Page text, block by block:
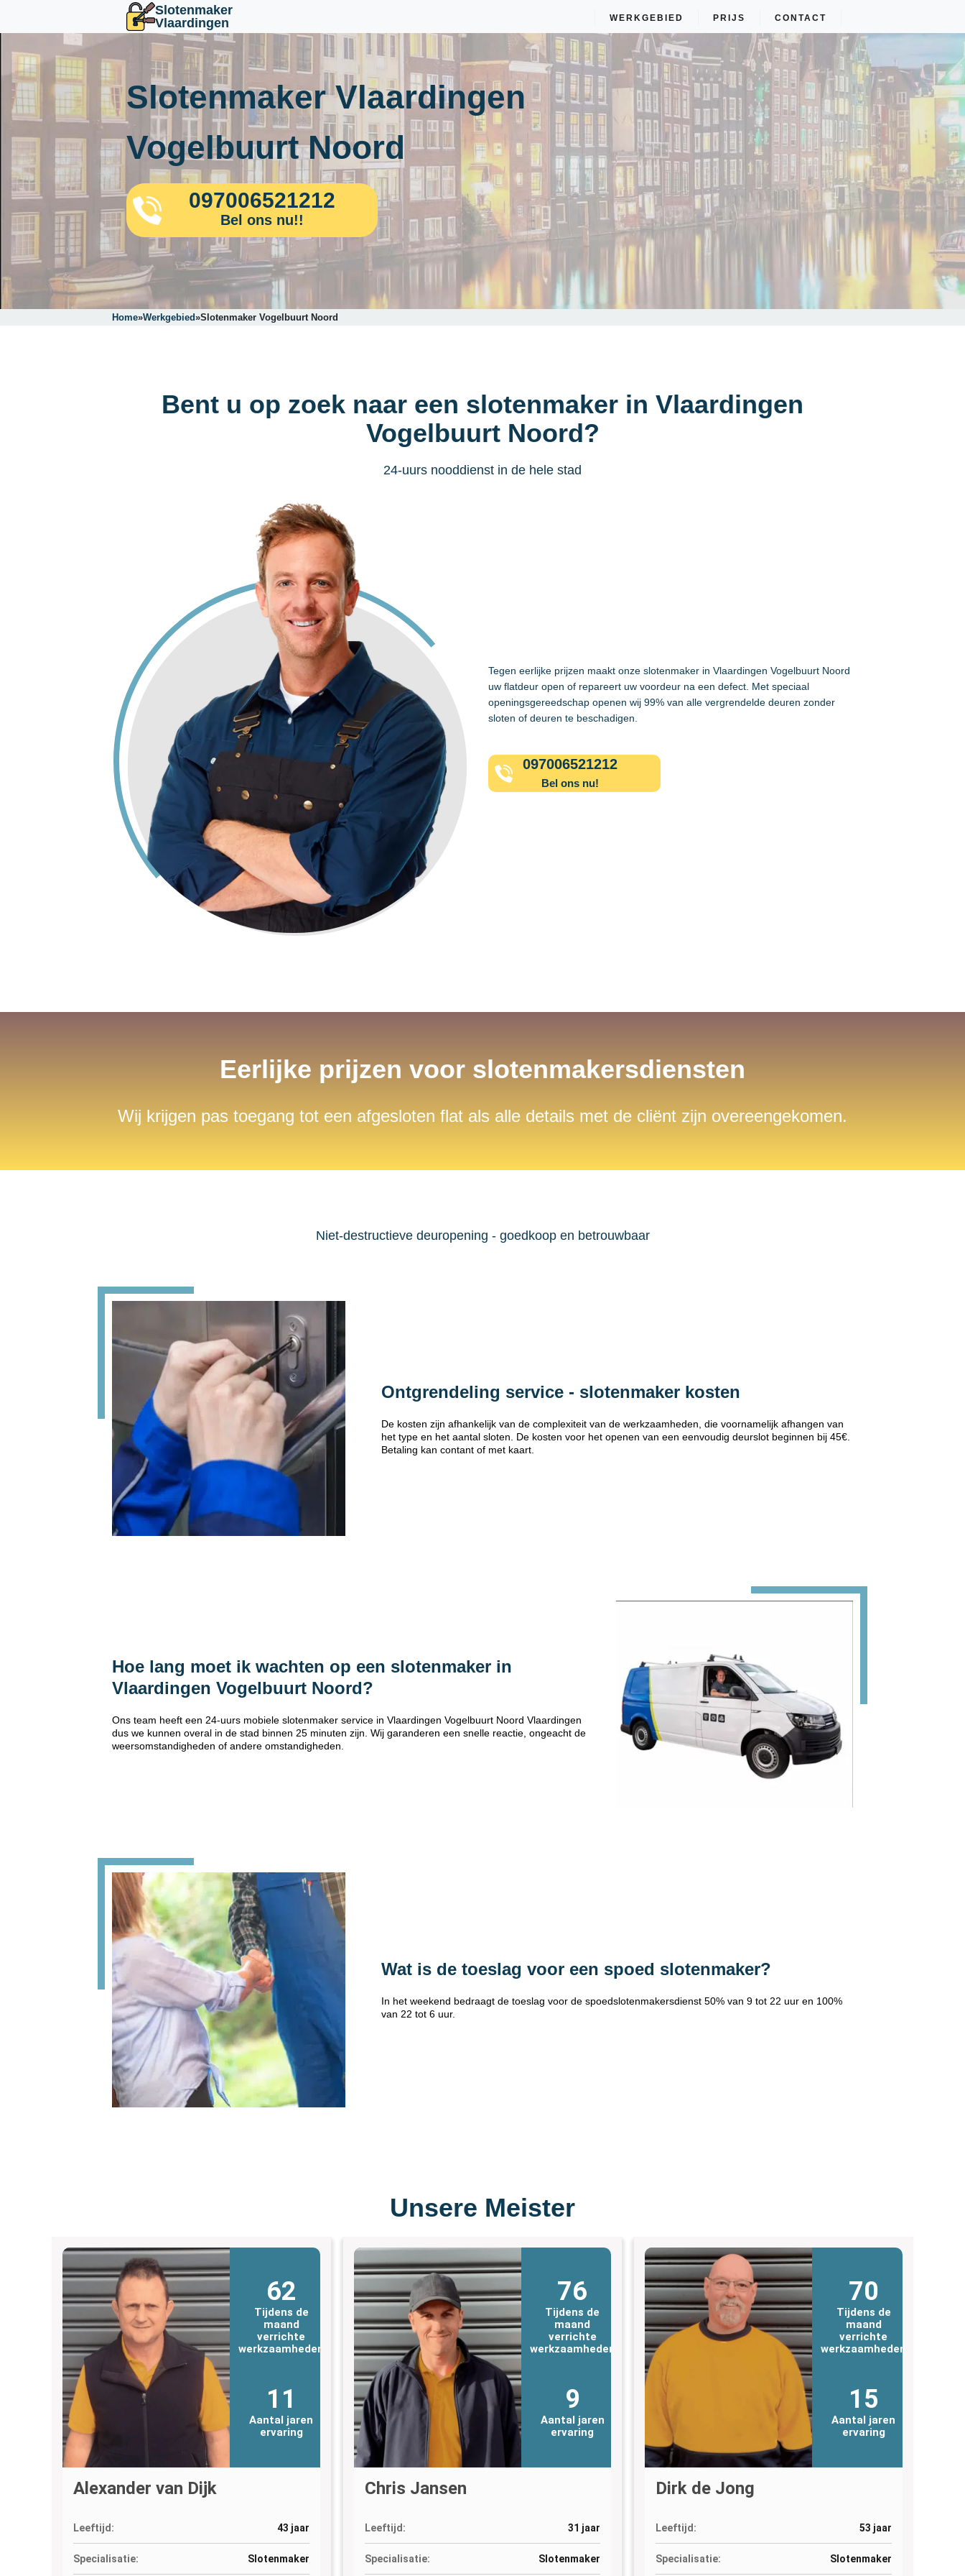
Slotenmaker
Vlaardingen
WERKGEBIED PRIJS CONTACT
Slotenmaker Vlaardingen
Vogelbuurt Noord
097006521212
Bel ons nu!!
Home»Werkgebied»Slotenmaker Vogelbuurt Noord
Bent u op zoek naar een slotenmaker in Vlaardingen
Vogelbuurt Noord?
24-uurs nooddienst in de hele stad
Tegen eerlijke prijzen maakt onze slotenmaker in Vlaardingen Vogelbuurt Noord
uw flatdeur open of repareert uw voordeur na een defect. Met speciaal
openingsgereedschap openen wij 99% van alle vergrendelde deuren zonder
sloten of deuren te beschadigen.
097006521212
Bel ons nu!
Eerlijke prijzen voor slotenmakersdiensten
Wij krijgen pas toegang tot een afgesloten flat als alle details met de cliënt zijn overeengekomen.
Niet-destructieve deuropening - goedkoop en betrouwbaar
Ontgrendeling service - slotenmaker kosten
De kosten zijn afhankelijk van de complexiteit van de werkzaamheden, die voornamelijk afhangen van
het type en het aantal sloten. De kosten voor het openen van een eenvoudig deurslot beginnen bij 45€.
Betaling kan contant of met kaart.
Hoe lang moet ik wachten op een slotenmaker in
Vlaardingen Vogelbuurt Noord?
Ons team heeft een 24-uurs mobiele slotenmaker service in Vlaardingen Vogelbuurt Noord Vlaardingen
dus we kunnen overal in de stad binnen 25 minuten zijn. Wij garanderen een snelle reactie, ongeacht de
weersomstandigheden of andere omstandigheden.
Wat is de toeslag voor een spoed slotenmaker?
In het weekend bedraagt de toeslag voor de spoedslotenmakersdienst 50% van 9 tot 22 uur en 100%
van 22 tot 6 uur.
Unsere Meister
62
Tijdens de
maand
verrichte
werkzaamheden
11
Aantal jaren
ervaring
Alexander van Dijk
Leeftijd: 43 jaar
Specialisatie: Slotenmaker
76
Tijdens de
maand
verrichte
werkzaamheden
9
Aantal jaren
ervaring
Chris Jansen
Leeftijd: 31 jaar
Specialisatie: Slotenmaker
70
Tijdens de
maand
verrichte
werkzaamheden
15
Aantal jaren
ervaring
Dirk de Jong
Leeftijd: 53 jaar
Specialisatie: Slotenmaker